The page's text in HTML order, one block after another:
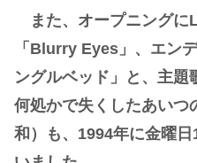
また、オープニングに
「Blurry Eyes」、エン
ングルベッド」と、主題
何処かで失くしたあいつ
和）も、1994年に金曜